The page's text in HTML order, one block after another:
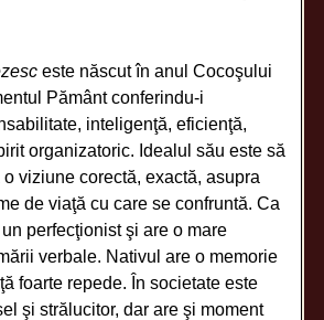
este născut în anul Cocoşului
Pământ conferindu-i
inteligenţă, eficienţă,
organizatoric. Idealul său este să
viziune corectă, exactă, asupra
de viaţă cu care se confruntă. Ca
perfecţionist şi are o mare
verbale. Nativul are o memorie
foarte repede. În societate este
şi strălucitor, dar are şi moment